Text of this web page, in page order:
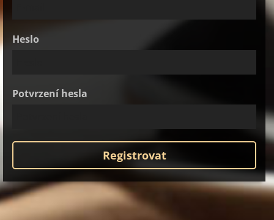
Heslo
Potvrzení hesla